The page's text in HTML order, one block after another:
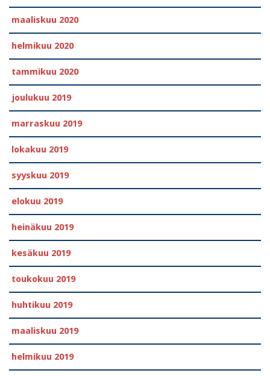
maaliskuu 2020
helmikuu 2020
tammikuu 2020
joulukuu 2019
marraskuu 2019
lokakuu 2019
syyskuu 2019
elokuu 2019
heinäkuu 2019
kesäkuu 2019
toukokuu 2019
huhtikuu 2019
maaliskuu 2019
helmikuu 2019